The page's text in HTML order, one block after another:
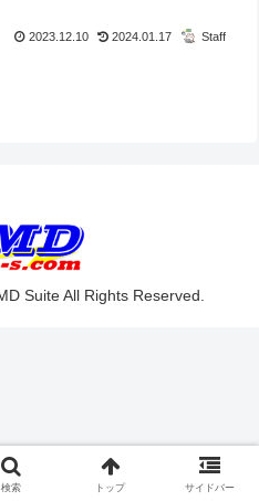
2023.12.10 2024.01.17 Staff
Suite All Rights Reserved.
検索 トップ サイドバー